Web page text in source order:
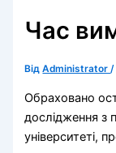
Час
ВідAdministrator/
Обраховано
дослідження з
університеті,